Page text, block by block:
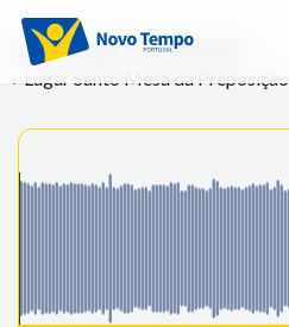
Início Rádio
O Santuário
Lugar Santo Mesa da Preposição